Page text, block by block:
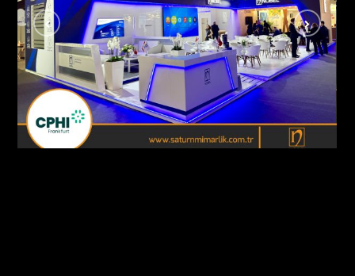
Nobel İlaç / Cphi Fuarı Frankfurt – Almanya
AHŞAP - ÖZGÜN STANDLAR